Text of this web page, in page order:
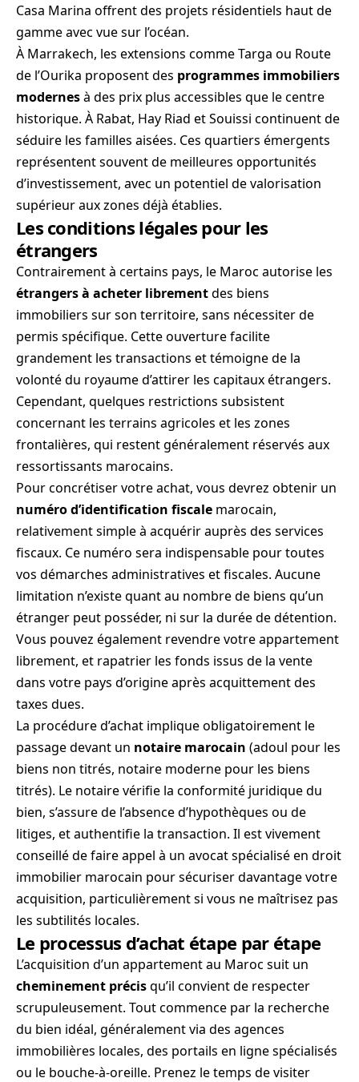
Casa Marina offrent des projets résidentiels haut de
gamme avec vue sur l’océan.
À Marrakech, les extensions comme Targa ou Route
de l’Ourika proposent des programmes immobiliers
modernesà des prix plus accessibles que le centre
historique. À Rabat, Hay Riad et Souissi continuent de
séduire les familles aisées. Ces quartiers émergents
représentent souvent de meilleures opportunités
d’investissement, avec un potentiel de valorisation
supérieur aux zones déjà établies.
Les conditions légales pour les
étrangers
Contrairement à certains pays, le Maroc autorise les
étrangers à acheter librementdes biens
immobiliers sur son territoire, sans nécessiter de
permis spécifique. Cette ouverture facilite
grandement les transactions et témoigne de la
volonté du royaume d’attirer les capitaux étrangers.
Cependant, quelques restrictions subsistent
concernant les terrains agricoles et les zones
frontalières, qui restent généralement réservés aux
ressortissants marocains.
Pour concrétiser votre achat, vous devrez obtenir un
numéro d’identification fiscale marocain,
relativement simple à acquérir auprès des services
fiscaux. Ce numéro sera indispensable pour toutes
vos démarches administratives et fiscales. Aucune
limitation n’existe quant au nombre de biens qu’un
étranger peut posséder, ni sur la durée de détention.
Vous pouvez également revendre votre appartement
librement, et rapatrier les fonds issus de la vente
dans votre pays d’origine après acquittement des
taxes dues.
La procédure d’achat implique obligatoirement le
passage devant un notaire marocain (adoul pour les
biens non titrés, notaire moderne pour les biens
titrés). Le notaire vérifie la conformité juridique du
bien, s’assure de l’absence d’hypothèques ou de
litiges, et authentifie la transaction. Il est vivement
conseillé de faire appel à un avocat spécialisé en droit
immobilier marocain pour sécuriser davantage votre
acquisition, particulièrement si vous ne maîtrisez pas
les subtilités locales.
Le processus d’achat étape par étape
L’acquisition d’un appartement au Maroc suit un
cheminement précisqu’il convient de respecter
scrupuleusement. Tout commence par la recherche
du bien idéal, généralement via des agences
immobilières locales, des portails en ligne spécialisés
ou le bouche-à-oreille. Prenez le temps de visiter